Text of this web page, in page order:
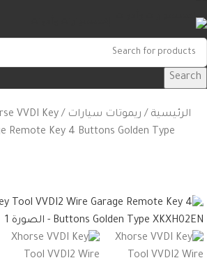
Search
الرئيسية ريموتات سيارات
VVDI Key
Remote Key 4 Buttons Golden Type